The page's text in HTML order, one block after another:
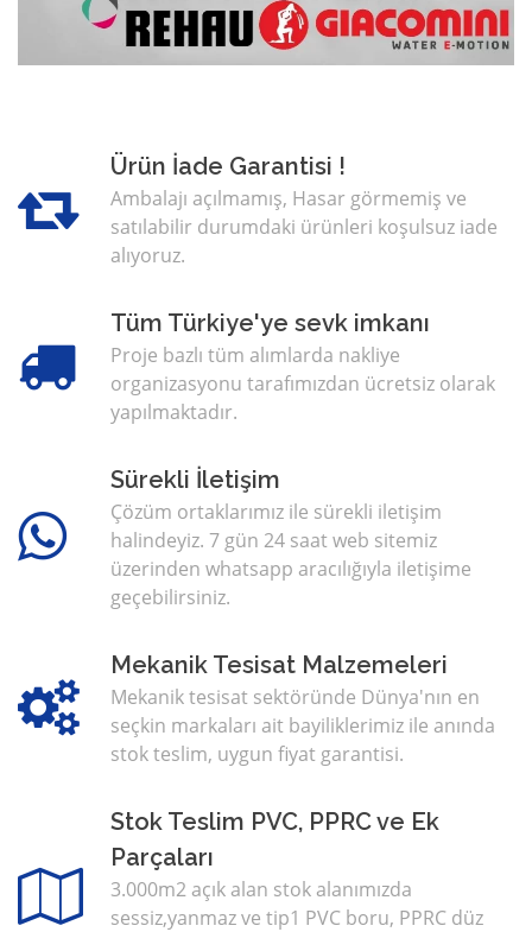
Ürün İade Garantisi !
Ambalajı açılmamış, Hasar görmemiş ve
satılabilir durumdaki ürünleri koşulsuz iade
alıyoruz.
Tüm Türkiye'ye sevk imkanı
Proje bazlı tüm alımlarda nakliye
organizasyonu tarafımızdan ücretsiz olarak
yapılmaktadır.
Sürekli İletişim
Çözüm ortaklarımız ile sürekli iletişim
halindeyiz. 7 gün 24 saat web sitemiz
üzerinden whatsapp aracılığıyla iletişime
geçebilirsiniz.
Mekanik Tesisat Malzemeleri
Mekanik tesisat sektöründe Dünya'nın en
seçkin markaları ait bayiliklerimiz ile anında
stok teslim, uygun fiyat garantisi.
Stok Teslim PVC, PPRC ve Ek
Parçaları
3.000m2 açık alan stok alanımızda
sessiz,yanmaz ve tip1 PVC boru, PPRC düz